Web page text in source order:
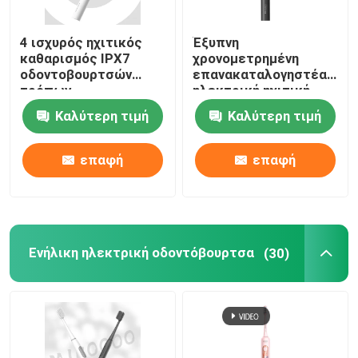
Σχετικά με εμάς
Επισκεψή εργοστασίου
Έλεγχος ποιότητας
Ζητήστε μια προσφορά
Προφορική ηλεκτρική οδοντόβουρτσα προσοχής
Αδιάβροχη ηλεκτρική οδοντόβουρτσα
4 ισχυρός ηχιτικός
καθαρισμός IPX7
οδοντοβουρτσών
τρόπων
επανακαταλογηστέος
ηλεκτρικός
αδιάβροχος
Καλύτερη τιμή
επαφή
Έξυπνη
χρονομετρημένη
επανακαταλογηστέα
ηλεκτρική ηχιτική
ασύρματη χρέωση
οδοντοβουρτσών
αδιάβροχη
Καλύτερη τιμή
επαφή
Ενήλικη ηλεκτρική οδοντόβουρτσα (30)